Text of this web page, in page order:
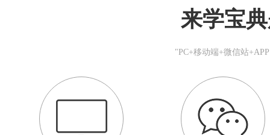
来学宝
"PC+移动端+微信站